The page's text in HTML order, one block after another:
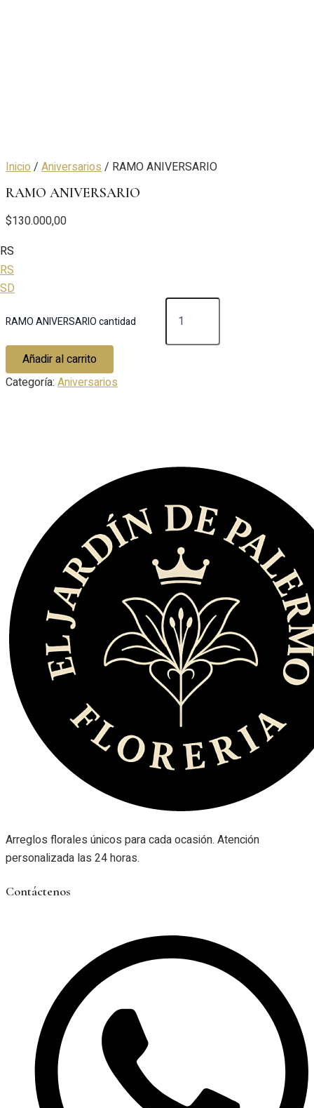
Inicio/ Aniversarios/ RAMO ANIVERSARIO
RAMO ANIVERSARIO
$130.000,00
RAMO ANIVERSARIO cantidad
Añadir al carrito
Categoría: Aniversarios
Arreglos florales únicos para cada ocasión. Atención
personalizada las 24 horas.
Contáctenos